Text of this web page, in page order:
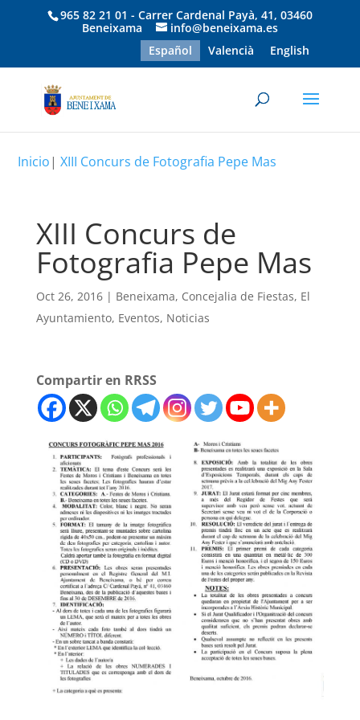
965 82 21 01 - Carrer Cardenal Payà, 41, 03460
Beneixama
info@beneixama.es
Español
Valencià English
Inicio|XIII Concurs de Fotografia Pepe Mas
XIII Concurs de
Fotografia Pepe Mas
Oct 26, 2016| Beneixama, Concejalia de Fiestas, El
Ayuntamiento, Eventos, Noticias
Compartir en RRSS